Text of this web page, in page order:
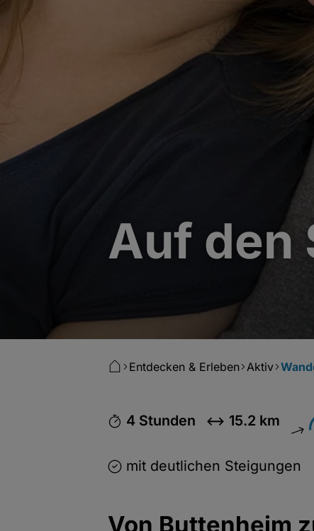
Auf den
Aktiv
Entdecken & Erleben
4 Stunden 15.2 km
mit deutlichen Steigungen
Von Buttenheim